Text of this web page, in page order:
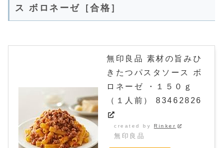
ス ボロネーゼ［合格］
無印良品 素材の旨みひ
きたつパスタソース ボ
ロネーゼ ・１５０ｇ
（１人前） 83462826
created byRinker
無印良品